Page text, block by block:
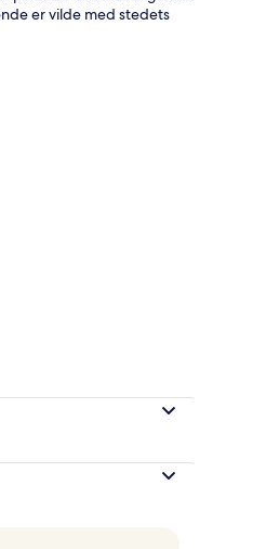
Udendørsområde
er vilde med stedets